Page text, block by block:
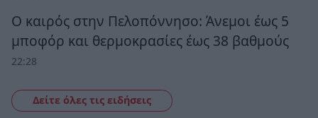
Ο καιρός στην Πελοπόννησο: Άνεμοι έως 5
μποφόρ και θερμοκρασίες έως 38 βαθμούς
22:28
Δείτε όλες τις ειδήσεις